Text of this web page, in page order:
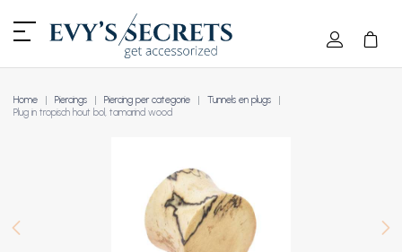
Home Piercings Piercing per categorie
Tunnels en plugs
Plug in tropisch hout bol, tamarind wood